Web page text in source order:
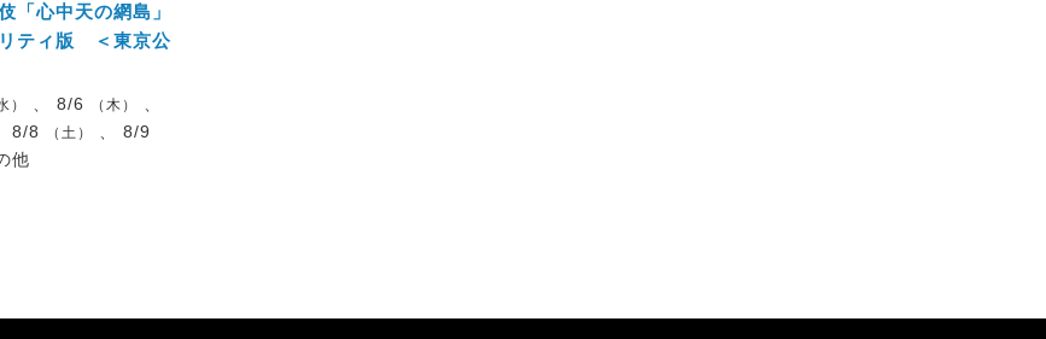
「心中天の網島」
ティ版 ＜東京公
） 、 8/6 （木）
8/8 （土） 、 8/9
他